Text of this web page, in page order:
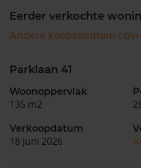
Eerder verkochte
Andere koopsommen
Parklaan 41
Woonoppervlak
135 m2
Verkoopdatum
18 juni 2026